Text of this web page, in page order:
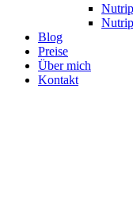
Blog
Preise
Über mich
Kontakt